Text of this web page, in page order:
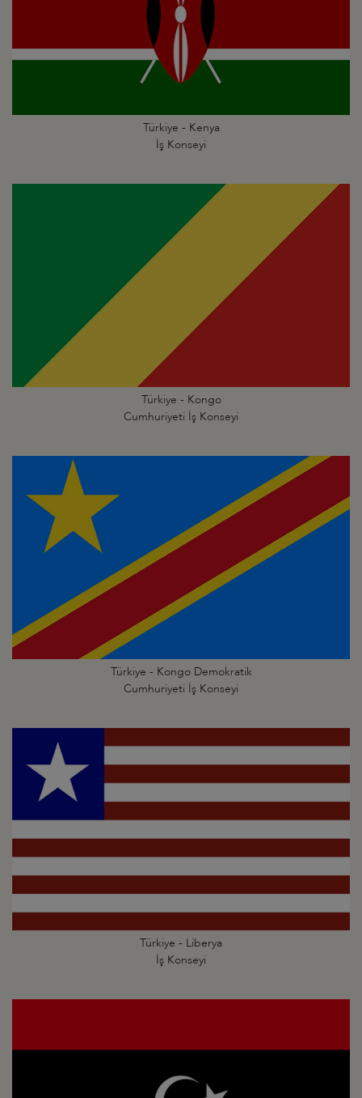
Türkiye - Kenya
İş Konseyi
Türkiye - Kongo
Cumhuriyeti İş Konseyi
Türkiye - Kongo Demokratik
Cumhuriyeti İş Konseyi
Türkiye - Liberya
İş Konseyi